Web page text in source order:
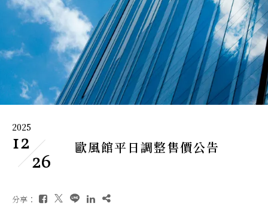
2025
12
26
歐風館平日調整售價公告
分享：